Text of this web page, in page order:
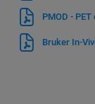
PMOD -
Bruker In-